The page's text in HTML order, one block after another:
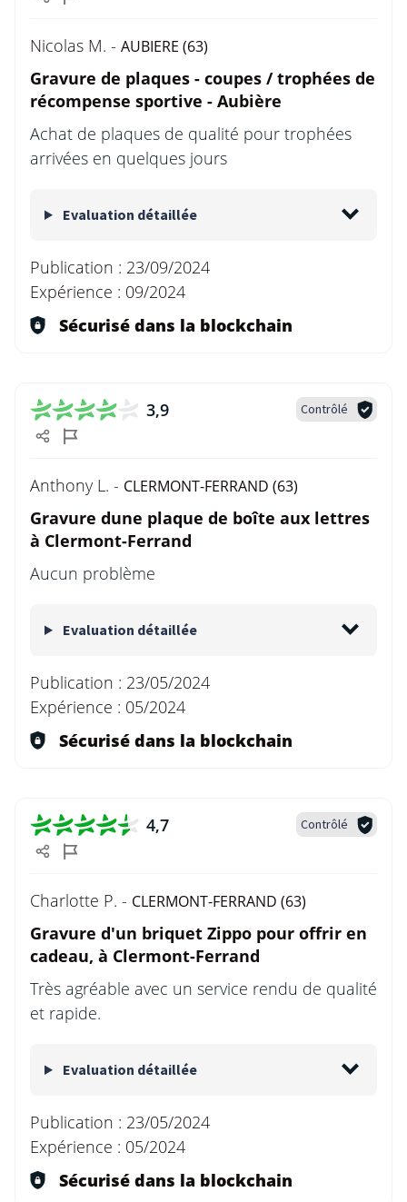
Nicolas M. - AUBIERE (63)
Gravure de plaques - coupes / trophées de
récompense sportive - Aubière
Achat de plaques de qualité pour trophées
arrivées en quelques jours
Evaluation détaillée
Publication : 23/09/2024
Expérience : 09/2024
Sécurisé dans la blockchain
3,9 Contrôlé
Anthony L. - CLERMONT-FERRAND (63)
Gravure dune plaque de boîte aux lettres
à Clermont-Ferrand
Aucun problème
Evaluation détaillée
Publication : 23/05/2024
Expérience : 05/2024
Sécurisé dans la blockchain
4,7 Contrôlé
Charlotte P. - CLERMONT-FERRAND (63)
Gravure d'un briquet Zippo pour offrir en
cadeau, à Clermont-Ferrand
Très agréable avec un service rendu de qualité
et rapide.
Evaluation détaillée
Publication : 23/05/2024
Expérience : 05/2024
Sécurisé dans la blockchain